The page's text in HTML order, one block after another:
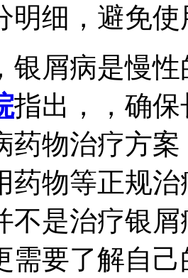
明细，避免
银屑病是慢
指出，，确
药物治疗方
药物等正规
不是治疗银
需要了解自